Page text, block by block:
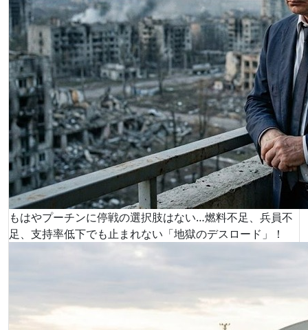
もはやプーチンに停戦の選択肢はない…燃料不足、兵員不
足、支持率低下でも止まれない「地獄のデスロード」！